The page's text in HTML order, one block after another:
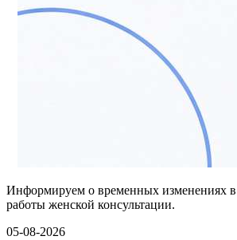
Информируем о временных изменениях в
работы женской консультации.
05-08-2026